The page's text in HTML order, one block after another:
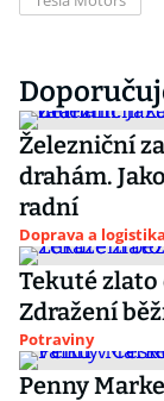
Železniční
drahám.
radní
Doprava a logistika
Tekuté zlato
Zdražení
Potraviny
Penny